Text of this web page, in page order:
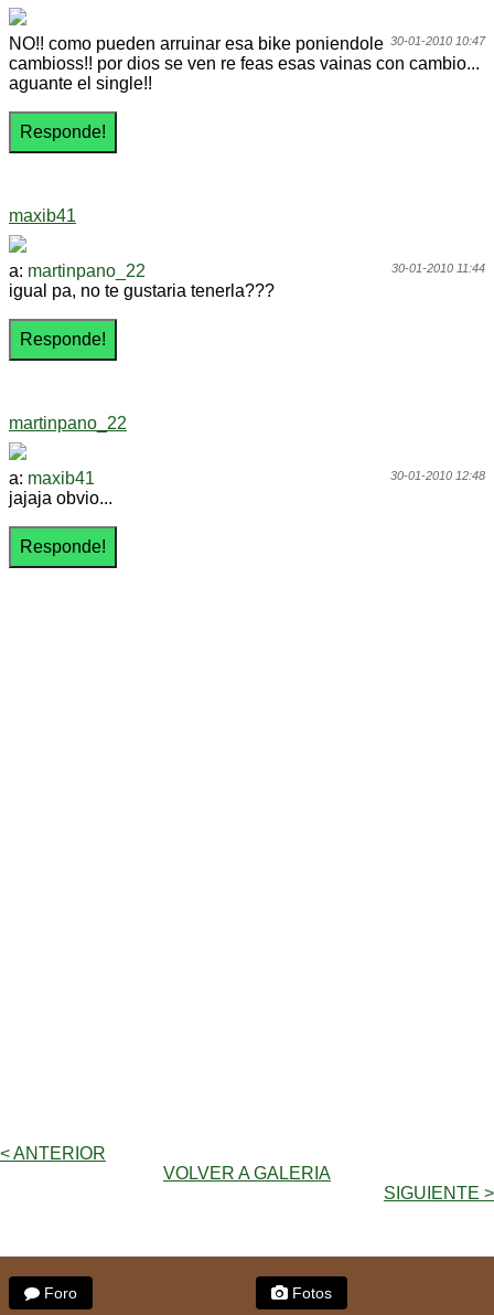
30-01-2010 10:47
NO!! como pueden arruinar esa bike poniendole
cambioss!! por dios se ven re feas esas vainas con cambio...
aguante el single!!
maxib41
30-01-2010 11:44
a: martinpano_22
igual pa, no te gustaria tenerla???
martinpano_22
30-01-2010 12:48
a: maxib41
jajaja obvio...
< ANTERIOR
VOLVER A GALERIA
SIGUIENTE >
Foro
Fotos